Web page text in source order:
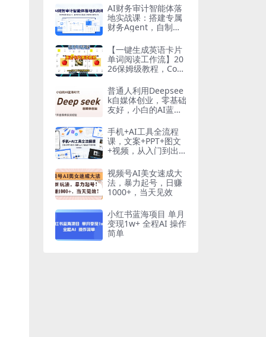
AI财务审计智能体落
地实战课：搭建专属
财务Agent，自制数
财税工作
【一键生成英语卡片
单词阅读工作流】20
26保姆级教程，Coze
单词卡片+阅读练习
直接搞定
普通人利用Deepsee
k自媒体创业，零基础
友好，小白的AI蓝海
手机+AI工具全流程
课，文案+PPT+图文
+视频，从入门到出
实操(更新)
视频号AI美女速成大
法，暴力起号，日赚
1000+，当天见效
小红书蓝海项目 单月
变现1w+ 全程AI 操作
简单